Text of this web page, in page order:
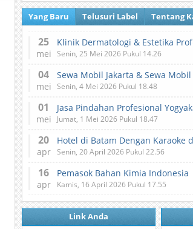
Yang Baru Telusuri Label Tentang
25
mei Senin, 25 Mei 2026 Pukul 14.26
04
mei Senin, 4 Mei 2026 Pukul 18.48
01
mei
Jasa Pindahan Profesional
Jumat, 1 Mei 2026 Pukul 18.47
20
apr
Hotel di Batam Dengan Karaoke
Senin, 20 April 2026 Pukul 22.56
16
apr
Pemasok Bahan Kimia Indonesia
Kamis, 16 April 2026 Pukul 17.55
Link Anda